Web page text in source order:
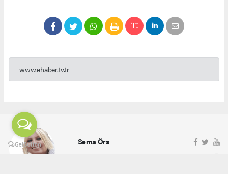
www.ehaber.tv.tr
Sema Örs